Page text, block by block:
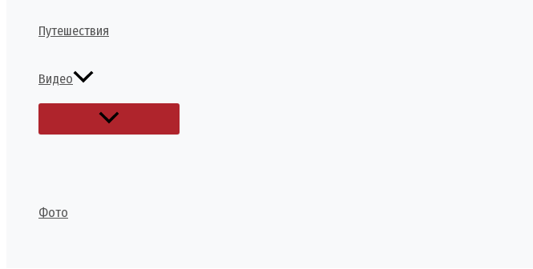
Путешествия
Видео
Фото